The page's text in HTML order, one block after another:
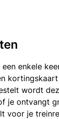
enkele
wordt
je ontvangt
voor je